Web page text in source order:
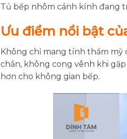
Tủ bếp nhôm cánh kính đang
Ưu điểm nổi bật
Không chỉ mang tính thẩm
chắn, không cong vênh khi
hơn cho không gian bếp.